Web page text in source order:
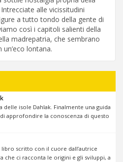
alle vicissitudini
a tutto tondo della gente di
così i capitoli salienti della
madrepatria, che sembrano
lontana.
delle isole Dahlak. Finalmente una guida
approfondire la conoscenza di questo
libro scritto con il cuore dall’autrice
che ci racconta le origini e gli sviluppi, a